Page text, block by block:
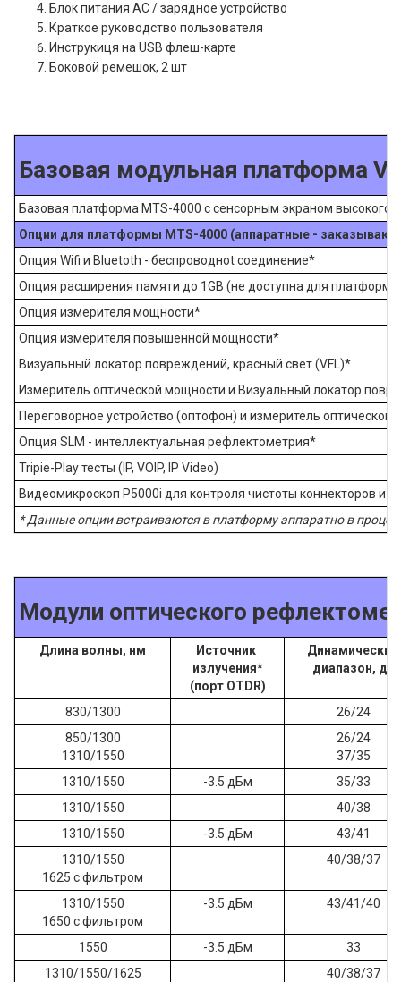
Блок питания AC / зарядное устройство
Краткое руководство пользователя
Инструкиця на USB флеш-карте
Боковой ремешок, 2 шт
Базовая модульная платформа
Базовая платформа MTS-4000 с сенсорным экраном высокого
Опции для платформы MTS-4000 (аппаратные -
Опция Wifi и Bluetoth - беспроводноt соединение*
Опция расширения памяти до 1GB (не доступна для
Опция измерителя мощности*
Опция измерителя повышенной мощности*
Визуальный локатор повреждений, красный свет (VFL)*
Измеритель оптической мощности и Визуальный локатор
Переговорное устройство (оптофон) и измеритель оптической
Опция SLM - интеллектуальная рефлектометрия*
Tripie-Play тесты (IP, VOIP, IP Video)
Видеомикроскоп P5000i для контроля чистоты коннекторов и
* Данные опции встраиваются в платформу аппаратно в
Модули оптического
Длина волны, нм
Источник
излучения*
(порт OTDR)
Динамический
диапазон, дБ
830/1300
26/24
850/1300
1310/1550
26/24
37/35
1310/1550
-3.5 дБм
35/33
1310/1550
40/38
1310/1550
-3.5 дБм
43/41
1310/1550
1625 с фильтром
40/38/37
1310/1550
1650 с фильтром
-3.5 дБм 43/41/40
1550 -3.5 дБм
33
1310/1550/1625
40/38/37